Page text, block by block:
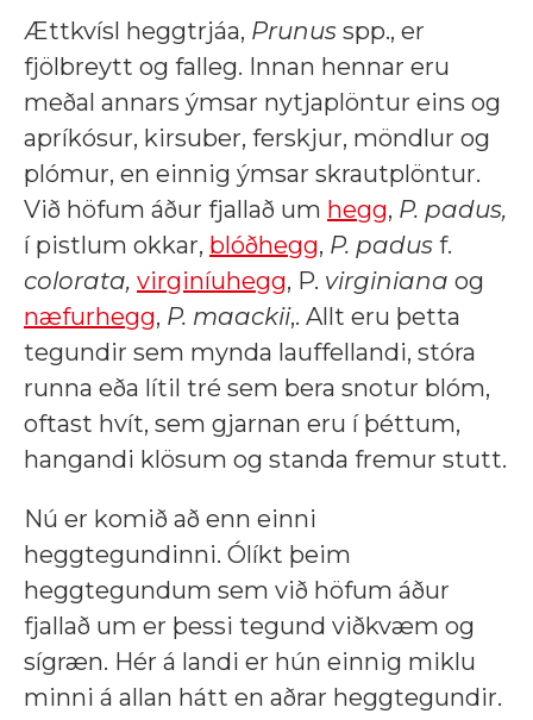
Ættkvísl heggtrjáa, Prunus spp., er
fjölbreytt og falleg. Innan hennar eru
meðal annars ýmsar nytjaplöntur eins og
apríkósur, kirsuber, ferskjur, möndlur og
plómur, en einnig ýmsar skrautplöntur.
Við höfum áður fjallað um hegg, P. padus,
í pistlum okkar, blóðhegg, P. padus f.
colorata, virginíuhegg, P. virginiana og
næfurhegg, P. maackii,. Allt eru þetta
tegundir sem mynda lauffellandi, stóra
runna eða lítil tré sem bera snotur blóm,
oftast hvít, sem gjarnan eru í þéttum,
hangandi klösum og standa fremur stutt.
Nú er komið að enn einni
heggtegundinni. Ólíkt þeim
heggtegundum sem við höfum áður
fjallað um er þessi tegund viðkvæm og
sígræn. Hér á landi er hún einnig miklu
minni á allan hátt en aðrar heggtegundir.